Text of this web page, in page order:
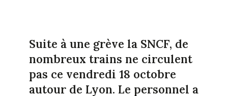
Suite à une grève la SNCF, de
nombreux trains ne circulent
pas ce vendredi 18 octobre
autour de Lyon. Le personnel a